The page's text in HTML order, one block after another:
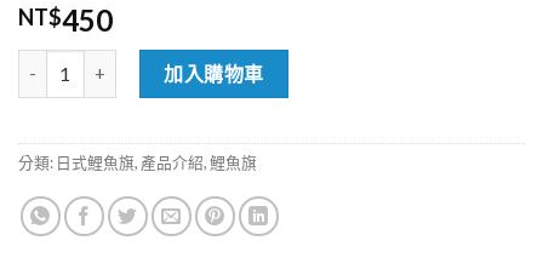
NT$450
日式鯉魚旗 90 CM (黑) 數量
加入購物車
分類: 日式鯉魚旗, 產品介紹,鯉魚旗